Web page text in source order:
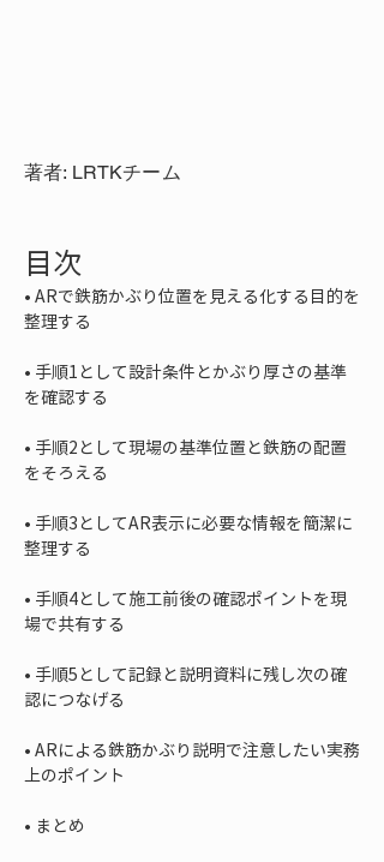
著者: LRTKチーム
目次
• ARで鉄筋かぶり位置を見える化する目的を
• 手順1として設計条件とかぶり厚さの基準
• 手順2として現場の基準位置と鉄筋の配置
• 手順3としてAR表示に必要な情報を簡潔に
• 手順4として施工前後の確認ポイントを現
• 手順5として記録と説明資料に残し次の確
• ARによる鉄筋かぶり説明で注意したい実務
• まとめ